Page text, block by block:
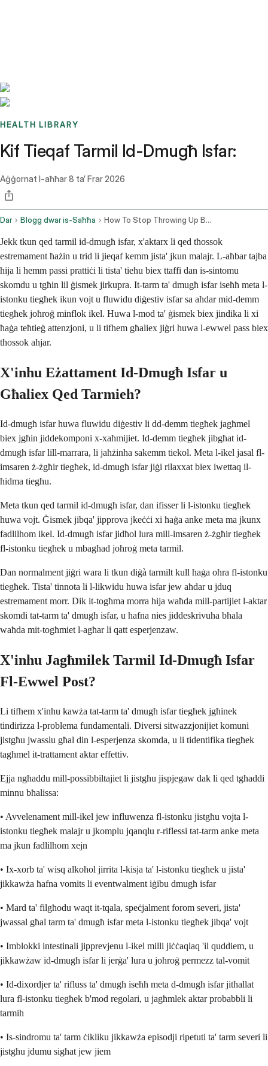
HEALTH LIBRARY
Kif Tieqaf Tarmil Id-Dmugħ Isfar:
Aġġornat l-aħħar8 ta’ Frar 2026
Dar Blogg dwar is-Saħħa How To Stop Throwing Up Bile
Jekk tkun qed tarmil id-dmugħ isfar, x'aktarx li qed tħossok
estremament ħażin u trid li jieqaf kemm jista' jkun malajr. L-aħbar tajba
hija li hemm passi prattiċi li tista' tieħu biex ttaffi dan is-sintomu
skomdu u tgħin lil ġismek jirkupra. It-tarm ta' dmugħ isfar iseħħ meta l-
istonku tiegħek ikun vojt u fluwidu diġestiv isfar sa aħdar mid-demm
tiegħek joħroġ minflok ikel. Huwa l-mod ta' ġismek biex jindika li xi
ħaġa teħtieġ attenzjoni, u li tifhem għaliex jiġri huwa l-ewwel pass biex
tħossok aħjar.
X'inhu Eżattament Id-Dmugħ Isfar u
Għaliex Qed Tarmieh?
Id-dmugħ isfar huwa fluwidu diġestiv li dd-demm tiegħek jagħmel
biex jgħin jiddekomponi x-xaħmijiet. Id-demm tiegħek jibgħat id-
dmugħ isfar lill-marrara, li jaħżinha sakemm tiekol. Meta l-ikel jasal fl-
imsaren ż-żgħir tiegħek, id-dmugħ isfar jiġi rilaxxat biex iwettaq il-
ħidma tiegħu.
Meta tkun qed tarmil id-dmugħ isfar, dan ifisser li l-istonku tiegħek
huwa vojt. Ġismek jibqa' jipprova jkeċċi xi ħaġa anke meta ma jkunx
fadlilhom ikel. Id-dmugħ isfar jidħol lura mill-imsaren ż-żgħir tiegħek
fl-istonku tiegħek u mbagħad joħroġ meta tarmil.
Dan normalment jiġri wara li tkun diġà tarmilt kull ħaġa oħra fl-istonku
tiegħek. Tista' tinnota li l-likwidu huwa isfar jew aħdar u jduq
estremament morr. Dik it-togħma morra hija waħda mill-partijiet l-aktar
skomdi tat-tarm ta' dmugħ isfar, u ħafna nies jiddeskrivuha bħala
waħda mit-togħmiet l-agħar li qatt esperjenzaw.
X'inhu Jagħmilek Tarmil Id-Dmugħ Isfar
Fl-Ewwel Post?
Li tifhem x'inhu kawża tat-tarm ta' dmugħ isfar tiegħek jgħinek
tindirizza l-problema fundamentali. Diversi sitwazzjonijiet komuni
jistgħu jwasslu għal din l-esperjenza skomda, u li tidentifika tiegħek
tagħmel it-trattament aktar effettiv.
Ejja ngħaddu mill-possibbiltajiet li jistgħu jispjegaw dak li qed tgħaddi
minnu bħalissa:
• Avvelenament mill-ikel jew influwenza fl-istonku jistgħu vojta l-
istonku tiegħek malajr u jkomplu jqanqlu r-riflessi tat-tarm anke meta
ma jkun fadlilhom xejn
• Ix-xorb ta' wisq alkoħol jirrita l-kisja ta' l-istonku tiegħek u jista'
jikkawża ħafna vomits li eventwalment iġibu dmugħ isfar
• Mard ta' filgħodu waqt it-tqala, speċjalment forom severi, jista'
jwassal għal tarm ta' dmugħ isfar meta l-istonku tiegħek jibqa' vojt
• Imblokki intestinali jipprevjenu l-ikel milli jiċċaqlaq 'il quddiem, u
jikkawżaw id-dmugħ isfar li jerġa' lura u joħroġ permezz tal-vomit
• Id-dixordjer ta' rifluss ta' dmugħ iseħħ meta d-dmugħ isfar jitħallat
lura fl-istonku tiegħek b'mod regolari, u jagħmlek aktar probabbli li
tarmih
• Is-sindromu ta' tarm ċikliku jikkawża episodji ripetuti ta' tarm severi li
jistgħu jdumu sigħat jew jiem